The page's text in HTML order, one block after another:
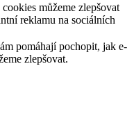
můžeme zlepšovat
reklamu na sociálních
pomáhají pochopit, jak e-
zlepšovat.